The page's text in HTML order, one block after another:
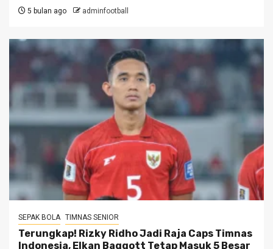
5 bulan ago adminfootball
SEPAK BOLA TIMNAS SENIOR
Terungkap! Rizky Ridho Jadi Raja Caps Timnas
Indonesia, Elkan Baggott Tetap Masuk 5 Besar